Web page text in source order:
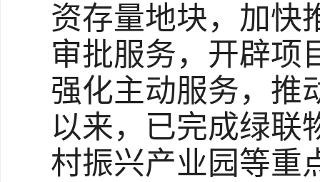
资存量地块，加快
审批服务，开辟项
强化主动服务，推
以来，已完成绿联
村振兴产业园等重